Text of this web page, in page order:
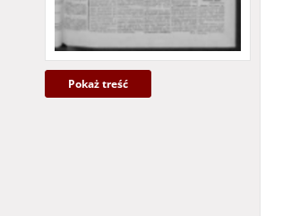
Pokaż treść